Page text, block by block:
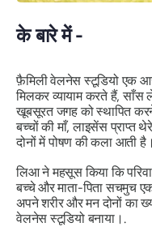
के बारे में -
फ़ैमिली वेलनेस स्टूडियो एक
मिलकर व्यायाम करते हैं,
खूबसूरत जगह को स्थापित
बच्चों की माँ, लाइसेंस प्राप्त
दोनों में पोषण की कला आती
लिआ ने महसूस किया कि
बच्चे और माता-पिता
अपने शरीर और मन दोनों का
वेलनेस स्टूडियो बनाया।.